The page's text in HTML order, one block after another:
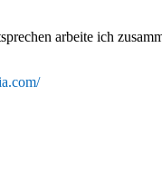
arbeite ich